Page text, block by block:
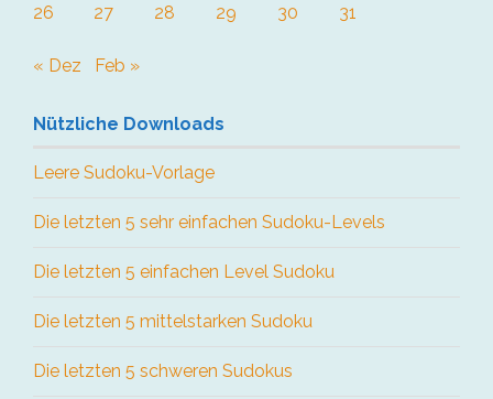
26
27 28 29 30 31
« Dez Feb »
Nützliche Downloads
Leere Sudoku-Vorlage
Die letzten 5 sehr einfachen Sudoku-Levels
Die letzten 5 einfachen Level Sudoku
Die letzten 5 mittelstarken Sudoku
Die letzten 5 schweren Sudokus